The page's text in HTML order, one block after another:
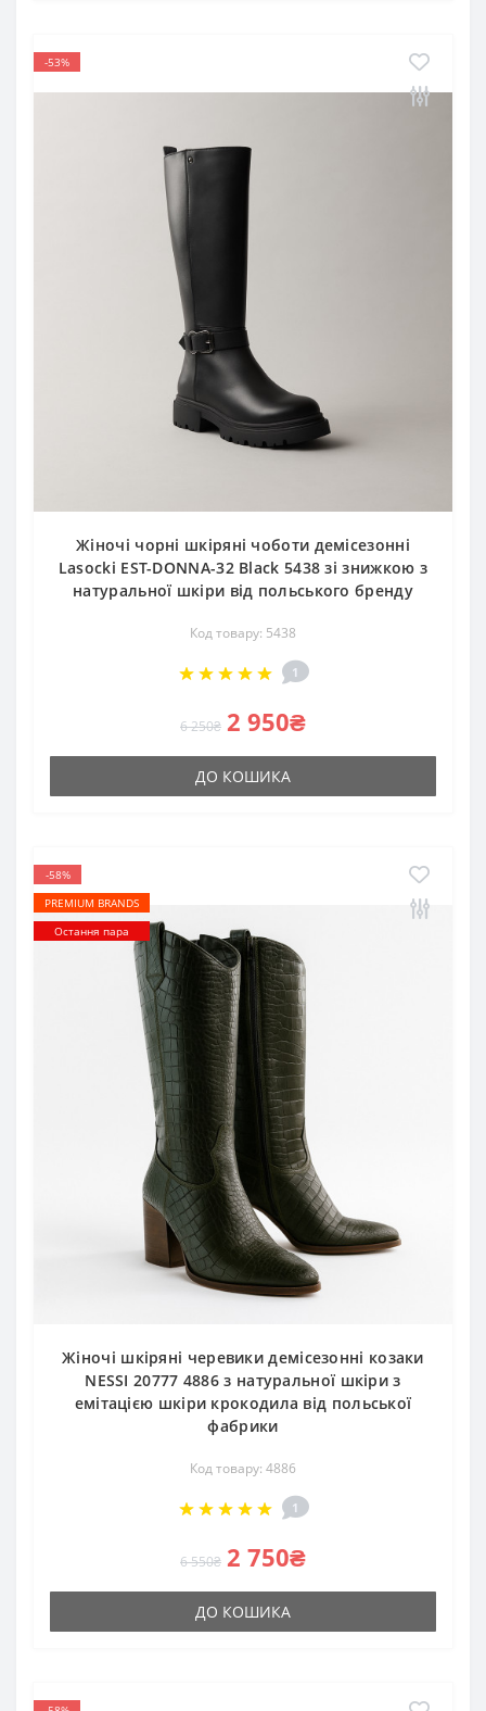
-53%
Жіночі чорні шкіряні чоботи демісезонні
Lasocki EST-DONNA-32 Black 5438 зі знижкою з
натуральної шкіри від польського бренду
Код товару: 5438
1
6 250₴ 2 950₴
ДО КОШИКА
-58%
PREMIUM BRANDS
Остання пара
Жіночі шкіряні черевики демісезонні козаки
NESSI 20777 4886 з натуральної шкіри з
емітацією шкіри крокодила від польської
фабрики
Код товару: 4886
1
6 550₴ 2 750₴
ДО КОШИКА